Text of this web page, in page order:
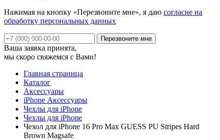
Нажимая на кнопку «Перезвоните мне», я даю согласие на
обработку персональных данных
Ваша заявка принята,
мы скоро свяжемся с Вами!
Главная страница
Каталог
Аксессуары
iPhone Аксессуары
Чехлы для iPhone
Чехлы для iPhone
Чехол для iPhone 16 Pro Max GUESS PU Stripes Hard
Brown Magsafe